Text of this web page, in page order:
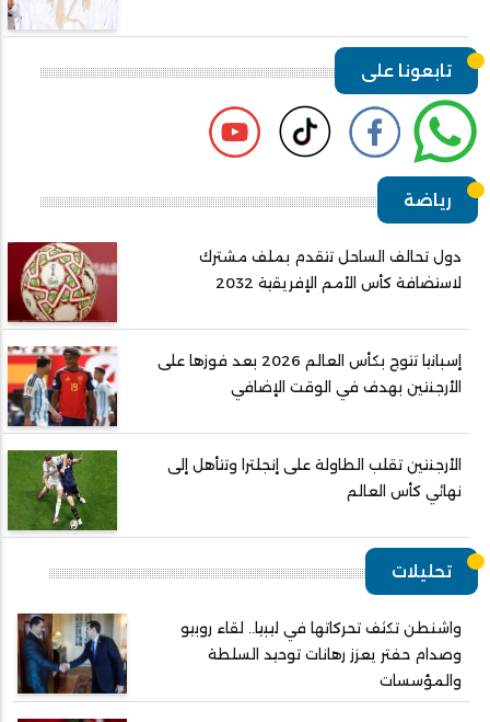
تابعونا على
رياضة
دول تحالف الساحل تتقدم بملف مشترك
لاستضافة كأس الأمم الإفريقية 2032
إسبانيا تتوج بكأس العالم 2026 بعد فوزها على
الأرجنتين بهدف في الوقت الإضافي
الأرجنتين تقلب الطاولة على إنجلترا وتتأهل إلى
نهائي كأس العالم
تحليلات
واشنطن تكثف تحركاتها في ليبيا.. لقاء روبيو
وصدام حفتر يعزز رهانات توحيد السلطة
والمؤسسات